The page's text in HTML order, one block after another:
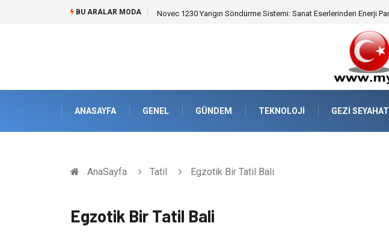
BU ARALAR MODA Skoda Yedek Parça Seçiminde Teknik Uyumluluk ve Sürüş Konforu
ANASAYFA GENEL GÜNDEM TEKNOLOJI GEZI SEYAHAT
AnaSayfa Tatil Egzotik Bir Tatil Bali
Egzotik Bir Tatil Bali